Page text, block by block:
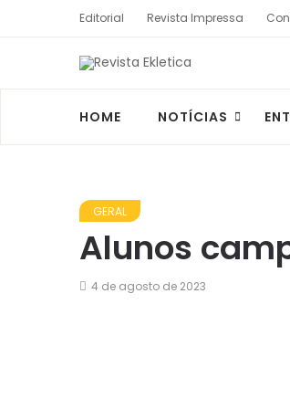
Editorial Revista Impressa
HOME NOTÍCIAS
GERAL
Alunos
4 de agosto de 2023